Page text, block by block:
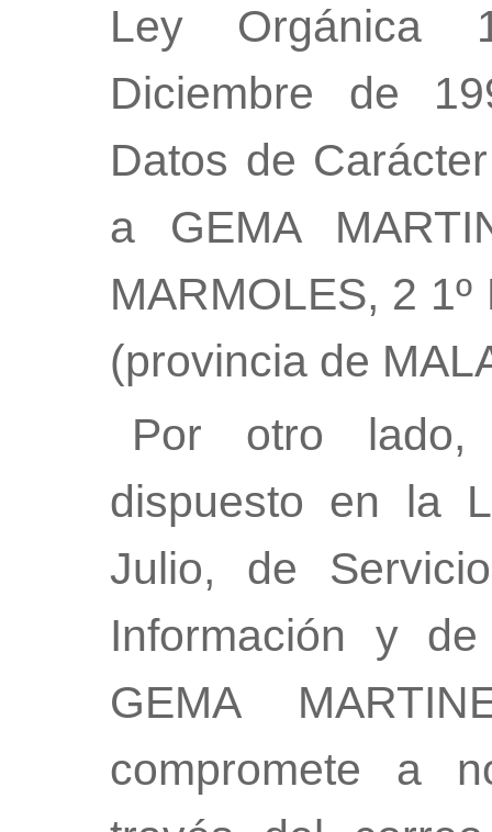
Ley Orgánica
Diciembre de
Datos de
a GEMA
MARMOLES, 2
(provincia de
Por otro
dispuesto en la
Julio, de
Información y
GEMA
compromete a